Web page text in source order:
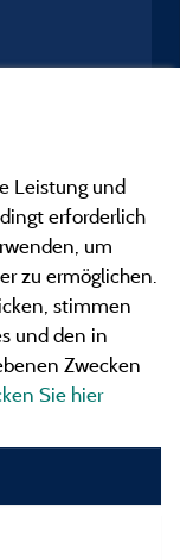
Leistung und
erforderlich
um
zu ermöglichen.
stimmen
und den in
Zwecken
Sie hier